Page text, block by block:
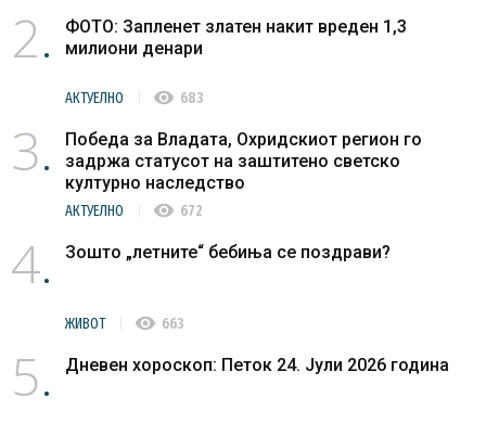
2
ФОТО: Запленет златен накит вреден 1,3
милиони денари
АКТУЕЛНО visibility 683
3
Победа за Владата, Охридскиот регион го
задржа статусот на заштитено светско
културно наследство
АКТУЕЛНО visibility 672
4 Зошто „летните“ бебиња се поздрави?
ЖИВОТ visibility 663
5 Дневен хороскоп: Петок 24. Јули 2026 година